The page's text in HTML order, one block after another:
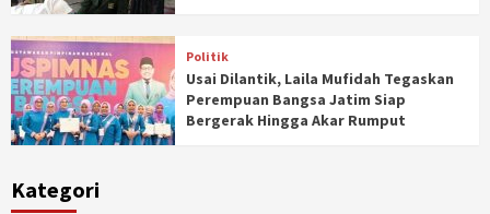
Politik
Usai Dilantik, Laila Mufidah Tegaskan
Perempuan Bangsa Jatim Siap
Bergerak Hingga Akar Rumput
Kategori